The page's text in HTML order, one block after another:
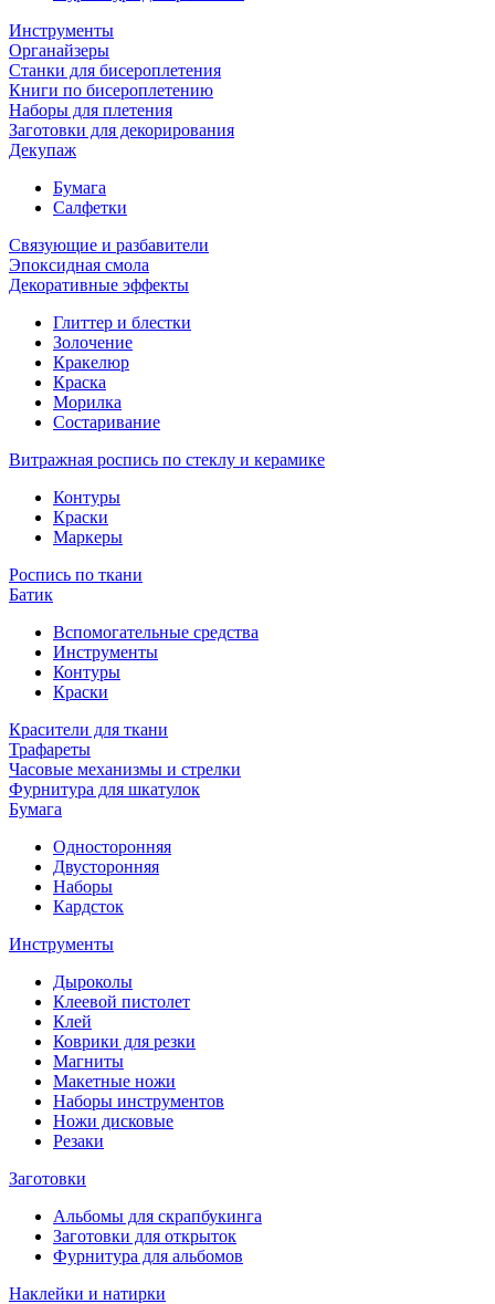
Инструменты
Органайзеры
Станки для бисероплетения
Книги по бисероплетению
Наборы для плетения
Заготовки для декорирования
Декупаж
Бумага
Салфетки
Связующие и разбавители
Эпоксидная смола
Декоративные эффекты
Глиттер и блестки
Золочение
Кракелюр
Краска
Морилка
Состаривание
Витражная роспись по стеклу и керамике
Контуры
Краски
Маркеры
Роспись по ткани
Батик
Вспомогательные средства
Инструменты
Контуры
Краски
Красители для ткани
Трафареты
Часовые механизмы и стрелки
Фурнитура для шкатулок
Бумага
Односторонняя
Двусторонняя
Наборы
Кардсток
Инструменты
Дыроколы
Клеевой пистолет
Клей
Коврики для резки
Магниты
Макетные ножи
Наборы инструментов
Ножи дисковые
Резаки
Заготовки
Альбомы для скрапбукинга
Заготовки для открыток
Фурнитура для альбомов
Наклейки и натирки